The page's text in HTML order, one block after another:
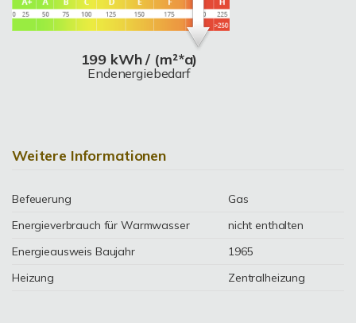
199 kWh / (m²*a)
Endenergiebedarf
Weitere Informationen
Befeuerung
Gas
Energieverbrauch für Warmwasser
nicht enthalten
Energieausweis Baujahr
1965
Heizung
Zentralheizung